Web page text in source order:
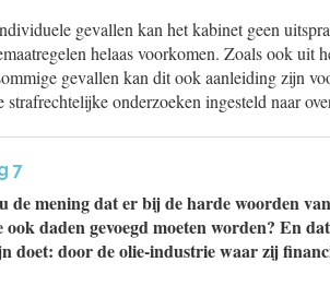
gevallen kan het kabinet geen
helaas voorkomen. Zoals ook
gevallen kan dit ook aanleiding zijn
strafrechtelijke onderzoeken ingesteld naar
7
de mening dat er bij de harde woorden
ook daden gevoegd moeten worden? En
doet: door de olie-industrie waar zij